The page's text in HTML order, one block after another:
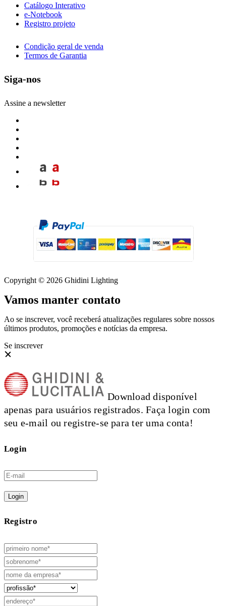
Catálogo Interativo
e-Notebook
Registro projeto
Condição geral de venda
Termos de Garantia
Siga-nos
Assine a newsletter
Copyright © 2026 Ghidini Lighting
Vamos manter contato
Ao se inscrever, você receberá atualizações regulares sobre nossos
últimos produtos, promoções e notícias da empresa.
Se inscrever
Download disponível
apenas para usuários registrados. Faça login com
seu e-mail ou registre-se para ter uma conta!
Login
Login
Registro